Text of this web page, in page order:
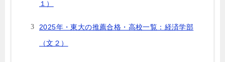
１）
2025年・東大の推薦合格・高校一覧：経済学部
（文２）